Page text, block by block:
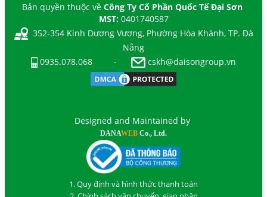
Bản quyền thuộc về Công Ty Cổ Phần Quốc Tế Đại Sơn
MST: 0401740587
352-354 Kinh Dương Vương, Phường Hòa Khánh, TP. Đà
Nẵng
0935.078.068
- cskh@daisongroup.vn
Designed and Maintained by
DANAWEB Co., Ltd.
1. Quy định và hình thức thanh toán